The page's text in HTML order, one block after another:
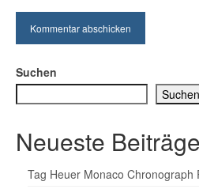
Suchen
Suchen
Neueste Beiträge
Tag Heuer Monaco Chronograph